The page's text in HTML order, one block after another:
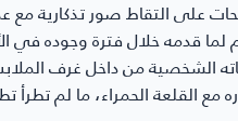
التقاط صور تذكارية مع
قدمه خلال فترة وجوده في
الشخصية من داخل غرف
القلعة الحمراء، ما لم